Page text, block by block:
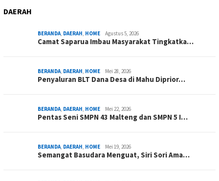
DAERAH
BERANDA DAERAH HOME Agustus 5, 2026
Camat Saparua Imbau Masyarakat Tingkatka…
BERANDA DAERAH HOME Mei 28, 2026
Penyaluran BLT Dana Desa di Mahu Diprior…
BERANDA DAERAH HOME Mei 22, 2026
Pentas Seni SMPN 43 Malteng dan SMPN 5 I…
BERANDA DAERAH HOME Mei 19, 2026
Semangat Basudara Menguat, Siri Sori Ama…